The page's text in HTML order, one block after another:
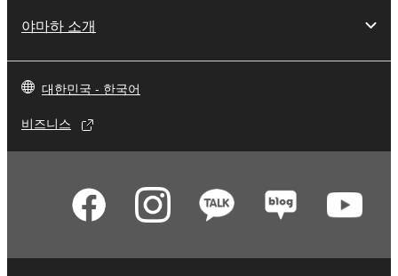
야마하 소개
대한민국 - 한국어
비즈니스